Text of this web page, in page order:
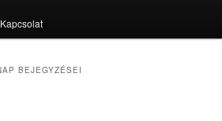
Kapcsolat
BEJEGYZÉSEI